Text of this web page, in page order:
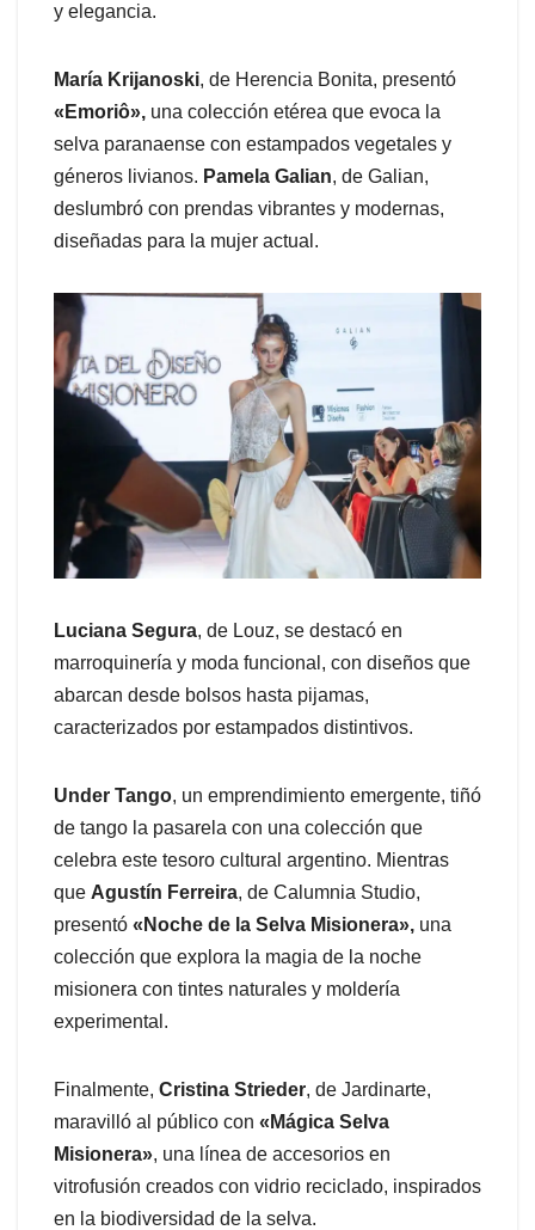
y elegancia.
María Krijanoski, de Herencia Bonita, presentó
«Emoriô», una colección etérea que evoca la
selva paranaense con estampados vegetales y
géneros livianos. Pamela Galian, de Galian,
deslumbró con prendas vibrantes y modernas,
diseñadas para la mujer actual.
Luciana Segura, de Louz, se destacó en
marroquinería y moda funcional, con diseños que
abarcan desde bolsos hasta pijamas,
caracterizados por estampados distintivos.
Under Tango, un emprendimiento emergente, tiñó
de tango la pasarela con una colección que
celebra este tesoro cultural argentino. Mientras
que Agustín Ferreira, de Calumnia Studio,
presentó «Noche de la Selva Misionera», una
colección que explora la magia de la noche
misionera con tintes naturales y moldería
experimental.
Finalmente, Cristina Strieder, de Jardinarte,
maravilló al público con «Mágica Selva
Misionera», una línea de accesorios en
vitrofusión creados con vidrio reciclado, inspirados
en la biodiversidad de la selva.